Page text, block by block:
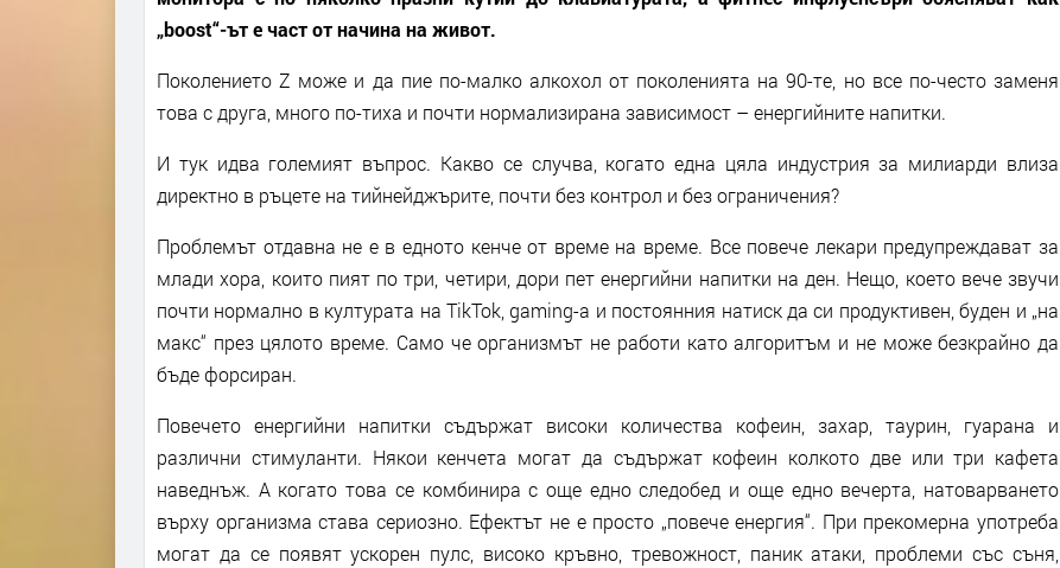
„boost“-ът е част от начина на живот.
Поколението Z може и да пие по-малко алкохол от поколенията на 90-те, но все по-често заменя
това с друга, много по-тиха и почти нормализирана зависимост – енергийните напитки.
И тук идва големият въпрос. Какво се случва, когато една цяла индустрия за милиарди влиза
директно в ръцете на тийнейджърите, почти без контрол и без ограничения?
Проблемът отдавна не е в едното кенче от време на време. Все повече лекари предупреждават за
млади хора, които пият по три, четири, дори пет енергийни напитки на ден. Нещо, което вече звучи
почти нормално в културата на TikTok, gaming-а и постоянния натиск да си продуктивен, буден и „на
макс“ през цялото време. Само че организмът не работи като алгоритъм и не може безкрайно да
бъде форсиран.
Повечето енергийни напитки съдържат високи количества кофеин, захар, таурин, гуарана и
различни стимуланти. Някои кенчета могат да съдържат кофеин колкото две или три кафета
наведнъж. А когато това се комбинира с още едно следобед и още едно вечерта, натоварването
върху организма става сериозно. Ефектът не е просто „повече енергия“. При прекомерна употреба
могат да се появят ускорен пулс, високо кръвно, тревожност, паник атаки, проблеми със съня,